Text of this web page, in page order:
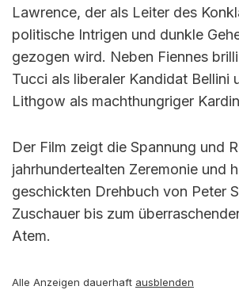
Lawrence, der als Leiter des
politische Intrigen und dunkle
gezogen wird. Neben Fiennes
Tucci als liberaler Kandidat Bellini
Lithgow als machthungriger
Der Film zeigt die Spannung und
jahrhundertealten Zeremonie und
geschickten Drehbuch von Peter
Zuschauer bis zum
Atem.
Alle Anzeigen dauerhaft ausblenden